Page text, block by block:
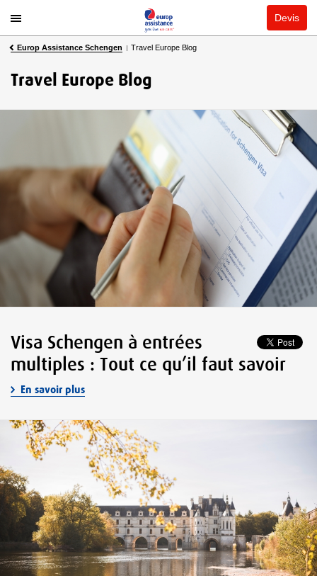
Devis
Europ Assistance Schengen Travel Europe Blog
Travel Europe Blog
Visa Schengen à entrées
multiples : Tout ce qu’il faut savoir
En savoir plus